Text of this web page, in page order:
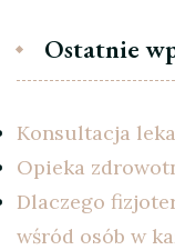
Ostatnie
Konsultacja
Opieka
Dlaczego
wśród osób w